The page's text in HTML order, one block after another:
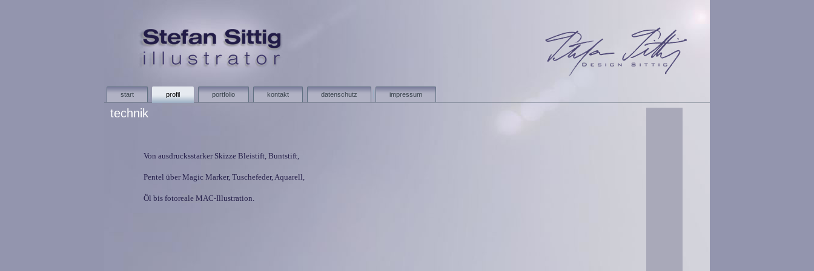
start profil portfolio kontakt datenschutz impressum
technik
Von ausdrucksstarker Skizze Bleistift, Buntstift,
Pentel über Magic Marker, Tuschefeder, Aquarell,
Öl bis fotoreale MAC-Illustration.